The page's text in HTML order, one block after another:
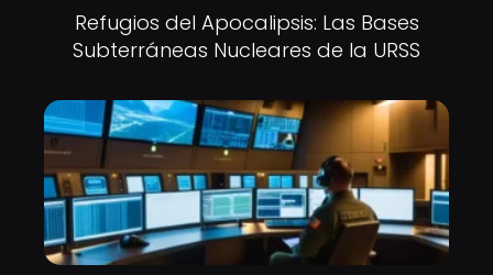
Refugios del Apocalipsis: Las Bases
Subterráneas Nucleares de la URSS